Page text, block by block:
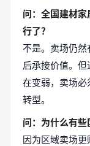
问：全国建材
行了？
不是。卖场仍
后承接价值。
在变弱，卖场
转型。
问：为什么有些
因为区域卖场